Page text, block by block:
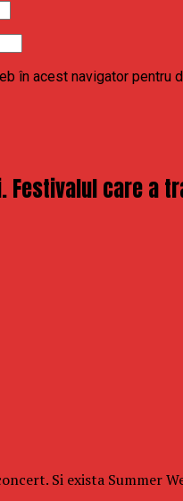
în acest navigator pentru
Festivalul care
Si exista Summer